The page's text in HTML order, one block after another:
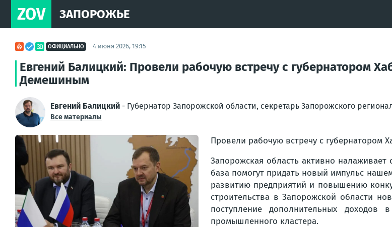
ZOV ЗАПОРОЖЬЕ
ОФИЦИАЛЬНО 4 июня 2026, 19:15
Евгений Балицкий: Провели рабочую встречу с губернатором
Демешиным
Евгений Балицкий - Губернатор Запорожской области, секретарь Запорожского
Все материалы
Провели рабочую встречу с губернатором
Запорожская область активно
база помогут придать новый импульс
развитию предприятий и повышению
строительства в Запорожской области
поступление дополнительных
промышленного кластера.